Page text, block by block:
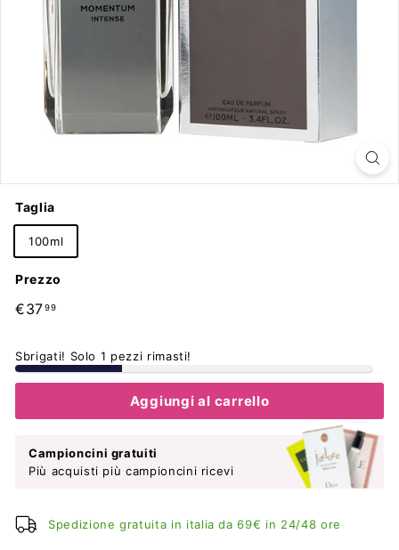
Taglia
100ml
Prezzo
Prezzo
€3799€37,99
Sbrigati! Solo 1 pezzi rimasti!
Aggiungi al carrello
Campioncini gratuiti
Più acquisti più campioncini ricevi
Spedizione gratuita in italia da 69€ in 24/48 ore